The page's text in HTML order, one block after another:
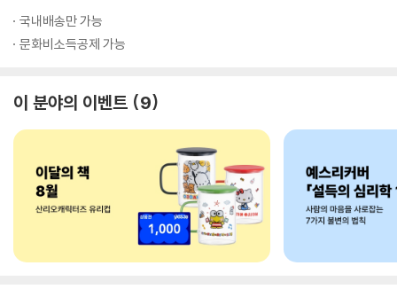
국내배송만 가능
문화비소득공제 가능
이 분야의 이벤트 9